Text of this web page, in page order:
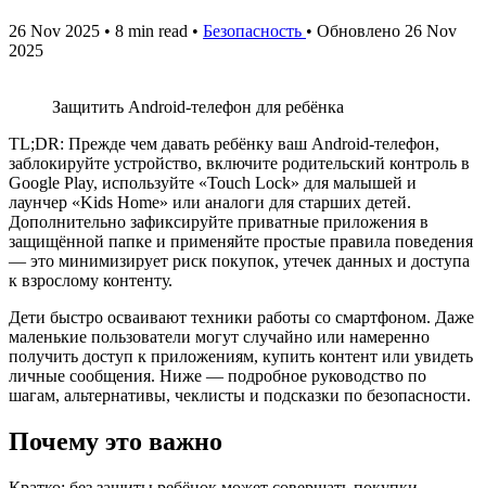
26 Nov 2025 • 8 min read • Безопасность • Обновлено 26 Nov
2025
Защитить Android‑телефон для ребёнка
TL;DR: Прежде чем давать ребёнку ваш Android‑телефон,
заблокируйте устройство, включите родительский контроль в
Google Play, используйте «Touch Lock» для малышей и
лаунчер «Kids Home» или аналоги для старших детей.
Дополнительно зафиксируйте приватные приложения в
защищённой папке и применяйте простые правила поведения
— это минимизирует риск покупок, утечек данных и доступа
к взрослому контенту.
Дети быстро осваивают техники работы со смартфоном. Даже
маленькие пользователи могут случайно или намеренно
получить доступ к приложениям, купить контент или увидеть
личные сообщения. Ниже — подробное руководство по
шагам, альтернативы, чеклисты и подсказки по безопасности.
Почему это важно